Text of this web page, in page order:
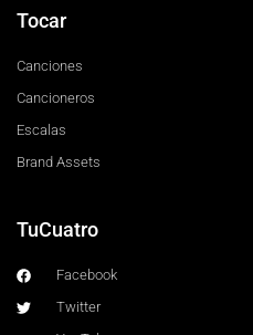
Tocar
Canciones
Cancioneros
Escalas
Brand Assets
TuCuatro
Facebook
Twitter